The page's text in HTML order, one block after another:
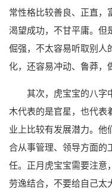
常性格比较善良、正直，
渴望成功，不甘平庸。但
倔强，不太容易听取别人
化，还容易冲动、鲁莽，
其次，虎宝宝的八字
木代表的是官星，也代表
业上比较有发展潜力。他
合从事管理、领导方面的
任。正月虎宝宝需要注意
劳逸结合，不要给自己太